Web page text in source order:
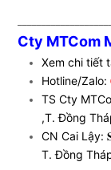
Cty MTCom
Xem chi tiết
Hotline/Zalo:
TS Cty
,T. Đồng
CN Cai Lậy:
T. Đồng